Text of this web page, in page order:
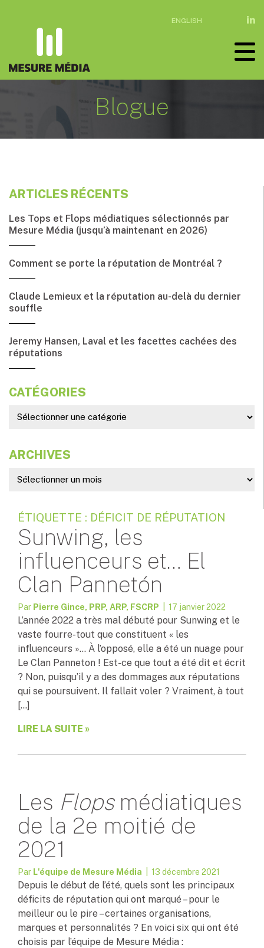
ENGLISH
Blogue
ARTICLES RÉCENTS
Les Tops et Flops médiatiques sélectionnés par
Mesure Média (jusqu’à maintenant en 2026)
Comment se porte la réputation de Montréal ?
Claude Lemieux et la réputation au-delà du dernier
souffle
Jeremy Hansen, Laval et les facettes cachées des
réputations
CATÉGORIES
ARCHIVES
ÉTIQUETTE : DÉFICIT DE RÉPUTATION
Sunwing, les
influenceurs et… El
Clan Pannetón
Par Pierre Gince, PRP, ARP, FSCRP | 17 janvier 2022
L’année 2022 a très mal débuté pour Sunwing et le
vaste fourre-tout que constituent « les
influenceurs »… À l’opposé, elle a été un nuage pour
Le Clan Panneton ! Est-ce que tout a été dit et écrit
? Non, puisqu’il y a des dommages aux réputations
qui se poursuivent. Il fallait voler ? Vraiment, à tout
[…]
LIRE LA SUITE »
Les Flopsmédiatiques
de la 2e moitié de
2021
Par L'équipe de Mesure Média | 13 décembre 2021
Depuis le début de l’été, quels sont les principaux
déficits de réputation qui ont marqué – pour le
meilleur ou le pire – certaines organisations,
marques et personnalités ? En voici six qui ont été
choisis par l’équipe de Mesure Média :